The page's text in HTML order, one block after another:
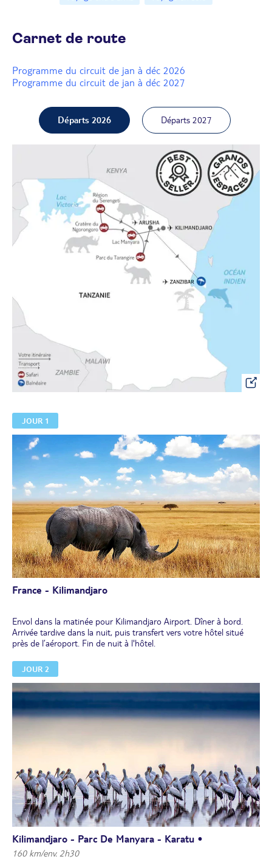
Carnet de route
Programme du circuit de jan à déc 2026
Programme du circuit de jan à déc 2027
Départs 2026
JOUR 1
France - Kilimandjaro
Envol dans la matinée pour Kilimandjaro Airport. Dîner à bord.
Arrivée tardive dans la nuit, puis transfert vers votre hôtel situé
près de l’aéroport. Fin de nuit à l'hôtel.
JOUR 2
Kilimandjaro - Parc De Manyara - Karatu •
160 km/env. 2h30
Départs 2027